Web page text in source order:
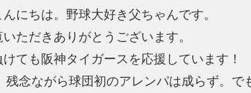
にちは。野球大好き父ちゃんです。
ただきありがとうございます。
けても阪神タイガースを応援しています！
残念ながら球団初のアレンパは成らず。で